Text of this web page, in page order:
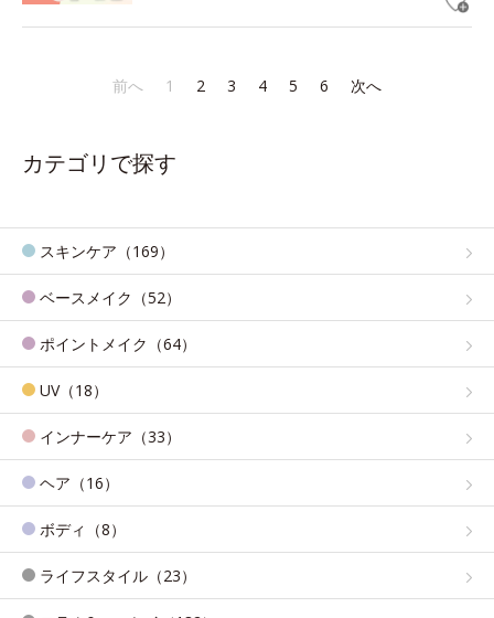
前へ 1 2 3 4 5 6 次へ
カテゴリで探す
スキンケア（169）
ベースメイク（52）
ポイントメイク（64）
UV（18）
インナーケア（33）
ヘア（16）
ボディ（8）
ライフスタイル（23）